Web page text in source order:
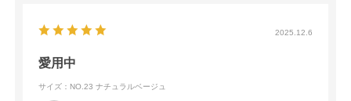
2025.12.6
愛用中
サイズ：NO.23 ナチュラルベージュ